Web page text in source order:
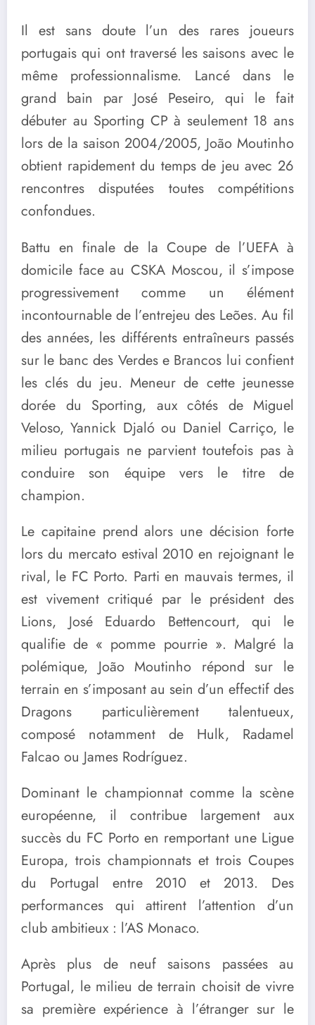
Il est sans doute l’un des rares joueurs
portugais qui ont traversé les saisons avec le
même professionnalisme. Lancé dans le
grand bain par José Peseiro, qui le fait
débuter au Sporting CP à seulement 18 ans
lors de la saison 2004/2005, João Moutinho
obtient rapidement du temps de jeu avec 26
rencontres disputées toutes compétitions
confondues.
Battu en finale de la Coupe de l’UEFA à
domicile face au CSKA Moscou, il s’impose
progressivement comme un élément
incontournable de l’entrejeu des Leões. Au fil
des années, les différents entraîneurs passés
sur le banc des Verdes e Brancos lui confient
les clés du jeu. Meneur de cette jeunesse
dorée du Sporting, aux côtés de Miguel
Veloso, Yannick Djaló ou Daniel Carriço, le
milieu portugais ne parvient toutefois pas à
conduire son équipe vers le titre de
champion.
Le capitaine prend alors une décision forte
lors du mercato estival 2010 en rejoignant le
rival, le FC Porto. Parti en mauvais termes, il
est vivement critiqué par le président des
Lions, José Eduardo Bettencourt, qui le
qualifie de « pomme pourrie ». Malgré la
polémique, João Moutinho répond sur le
terrain en s’imposant au sein d’un effectif des
Dragons particulièrement talentueux,
composé notamment de Hulk, Radamel
Falcao ou James Rodríguez.
Dominant le championnat comme la scène
européenne, il contribue largement aux
succès du FC Porto en remportant une Ligue
Europa, trois championnats et trois Coupes
du Portugal entre 2010 et 2013. Des
performances qui attirent l’attention d’un
club ambitieux : l’AS Monaco.
Après plus de neuf saisons passées au
Portugal, le milieu de terrain choisit de vivre
sa première expérience à l’étranger sur le